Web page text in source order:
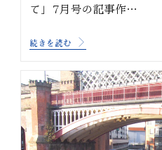
て」7月号の記事作…
続きを読む